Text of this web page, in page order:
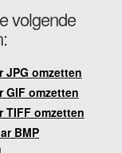
volgende
JPG omzetten
GIF omzetten
TIFF omzetten
BMP